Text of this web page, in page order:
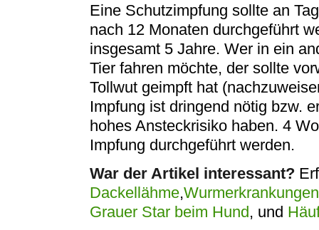
Eine Schutzimpfung sollte an
nach 12 Monaten durchgeführt
insgesamt 5 Jahre. Wer in ein
Tier fahren möchte, der sollte
Tollwut geimpft hat
Impfung ist dringend nötig bzw.
hohes Ansteckrisiko haben. 4
Impfung durchgeführt werden.
War der Artikel interessant?
Dackellähme,Wurmerkrankungen
Grauer Star beim Hund, und